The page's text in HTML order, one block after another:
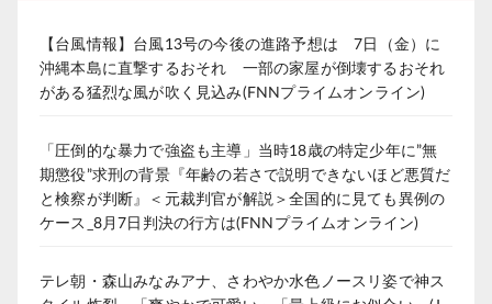
【台風情報】台風13号の今後の進路予想は 7日（金）に
沖縄本島に直撃するおそれ 一部の家屋が倒壊するおそれ
がある猛烈な風が吹く見込み(FNNプライムオンライン)
「圧倒的な暴力で強盗も主導」当時18歳の特定少年に”無
期懲役”求刑の背景『年齢の若さで説明できないほど悪質だ
と検察が判断』＜元裁判官が解説＞全国的に見ても異例の
ケース_8月7日判決の行方は(FNNプライムオンライン)
テレ朝・森山みなみアナ、さわやか水色ノースリ姿で神ス